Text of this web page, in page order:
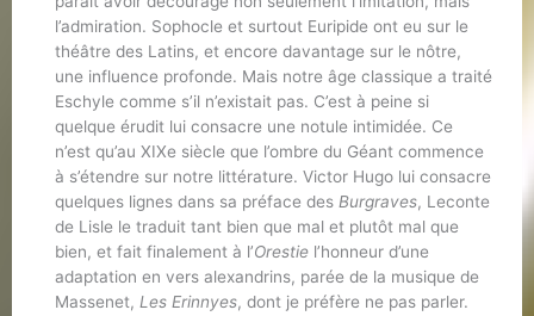
l’admiration. Sophocle et surtout Euripide ont eu sur le
théâtre des Latins, et encore davantage sur le nôtre,
une influence profonde. Mais notre âge classique a traité
Eschyle comme s’il n’existait pas. C’est à peine si
quelque érudit lui consacre une notule intimidée. Ce
n’est qu’au XIXe siècle que l’ombre du Géant commence
à s’étendre sur notre littérature. Victor Hugo lui consacre
quelques lignes dans sa préface des Burgraves, Leconte
de Lisle le traduit tant bien que mal et plutôt mal que
bien, et fait finalement à l’Orestiel’honneur d’une
adaptation en vers alexandrins, parée de la musique de
Massenet, Les Erinnyes, dont je préfère ne pas parler.